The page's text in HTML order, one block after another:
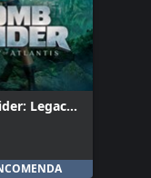
Legacy